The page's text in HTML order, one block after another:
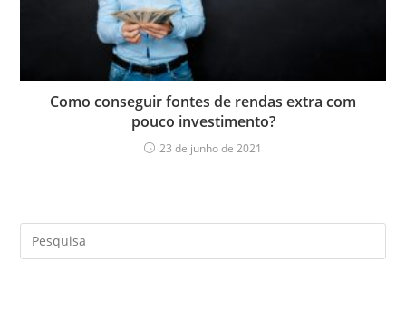
Como conseguir fontes de rendas extra com
pouco investimento?
23 de junho de 2021